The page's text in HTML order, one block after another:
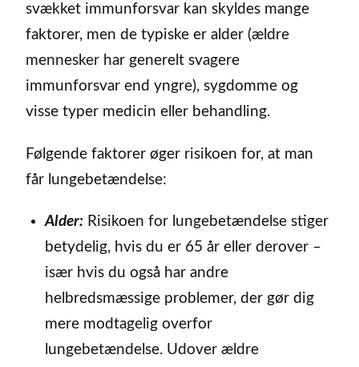
svækket immunforsvar kan skyldes mange
faktorer, men de typiske er alder (ældre
mennesker har generelt svagere
immunforsvar end yngre), sygdomme og
visse typer medicin eller behandling.
Følgende faktorer øger risikoen for, at man
får lungebetændelse:
Alder: Risikoen for lungebetændelse stiger
betydelig, hvis du er 65 år eller derover –
især hvis du også har andre
helbredsmæssige problemer, der gør dig
mere modtagelig overfor
lungebetændelse. Udover ældre